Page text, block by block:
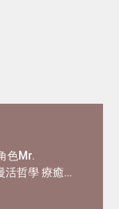
色Mr.
哲學 療癒在